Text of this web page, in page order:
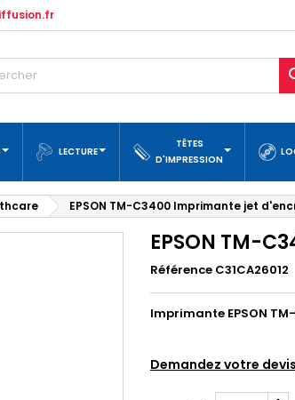
LECTURE
TÊTES
D'IMPRESSION
EPSON TM-C3400 Imprimante jet
EPSON TM-
Référence C31CA26012
Imprimante EPSON
Demandez votre